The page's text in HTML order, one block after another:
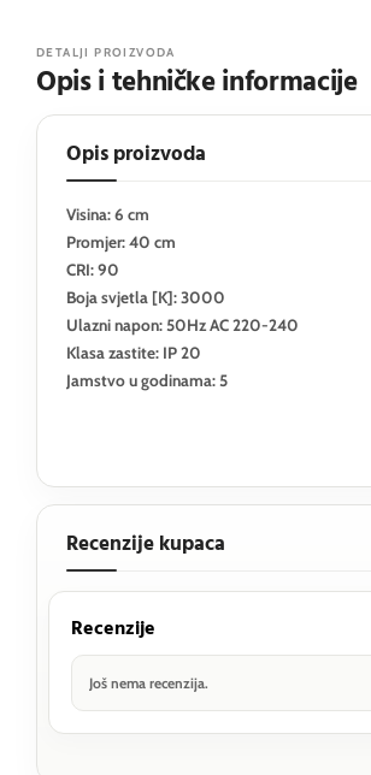
DETALJI PROIZVODA
Opis i tehničke informacije
Opis proizvoda
Visina: 6 cm
Promjer: 40 cm
CRI: 90
Boja svjetla [K]: 3000
Ulazni napon: 50Hz AC 220-240
Klasa zastite: IP 20
Jamstvo u godinama: 5
Recenzije kupaca
Recenzije
Još nema recenzija.